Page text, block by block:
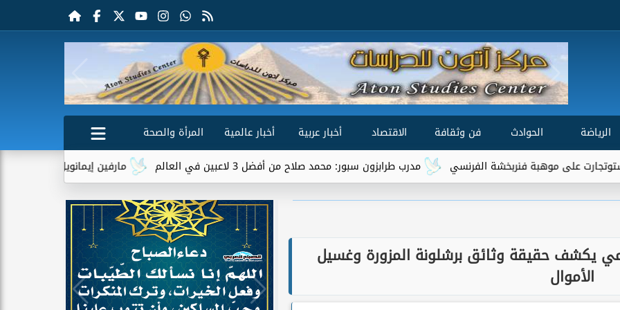
الرياضة الحوادث فن وثقافة الاقتصاد أخبار عربية أخبار عالمية
المرأة والصحة
مارفين إيمانويل.. سائق توصيل وعامل
مدرب طرابزون سبور: محمد صلاح من أفضل 3 لاعبين في العالم فنربخشة الفرنسي
يكشف حقيقة وثائق برشلونة المزورة وغسيل
الأموال